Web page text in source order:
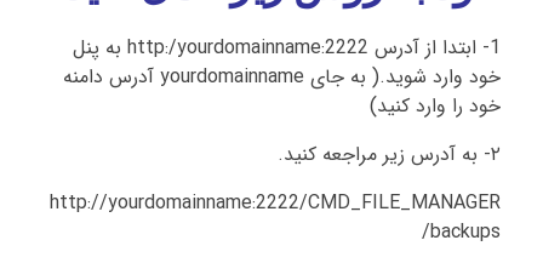
1- ابتدا از آدرس http:/yourdomainname:2222 به پنل
خود وارد شوید.( به جای yourdomainname آدرس دامنه
خود را وارد کنید)
۲- به آدرس زیر مراجعه کنید.
http://yourdomainname:2222/CMD_FILE_MANAGER
/backups